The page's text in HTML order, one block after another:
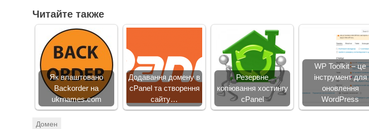
Читайте также
Як влаштовано
Backorder на
ukrnames.com
Додавання домену в
cPanel та створення
сайту…
Резервне
копіювання хостингу
cPanel
WP Toolkit – це
інструмент для
оновлення
WordPress
Домен